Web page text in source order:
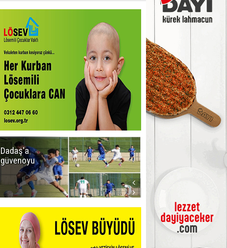
Dadaş'a
güvenoyu
stadyum
teşekkürü